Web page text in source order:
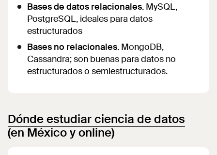
Bases de datos relacionales. MySQL,
PostgreSQL, ideales para datos
estructurados
Bases no relacionales. MongoDB,
Cassandra; son buenas para datos no
estructurados o semiestructurados.
Dónde estudiar ciencia de datos
(en México y online)